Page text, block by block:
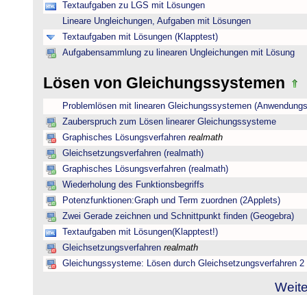
Textaufgaben zu LGS mit Lösungen
Lineare Ungleichungen, Aufgaben mit Lösungen
Textaufgaben mit Lösungen (Klapptest)
Aufgabensammlung zu linearen Ungleichungen mit Lösung
Lösen von Gleichungssystemen
Problemlösen mit linearen Gleichungssystemen
Zauberspruch zum Lösen linearer Gleichungssysteme
Graphisches Lösungsverfahren realmath
Gleichsetzungsverfahren (realmath)
Graphisches Lösungsverfahren (realmath)
Wiederholung des Funktionsbegriffs
Potenzfunktionen:Graph und Term zuordnen (2Applets)
Zwei Gerade zeichnen und Schnittpunkt finden (Geogebra)
Textaufgaben mit Lösungen(Klapptest!)
Gleichsetzungsverfahren realmath
Gleichungssysteme: Lösen durch Gleichsetzungsverfahren 2